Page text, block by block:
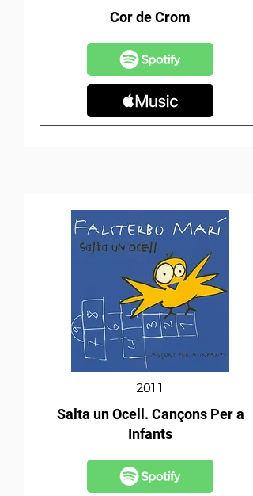
Cor de Crom
2011
Salta un Ocell. Cançons Per a
Infants